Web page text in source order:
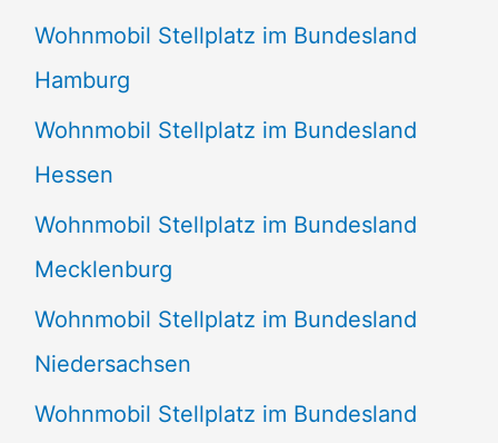
Wohnmobil Stellplatz im Bundesland
Hamburg
Wohnmobil Stellplatz im Bundesland
Hessen
Wohnmobil Stellplatz im Bundesland
Mecklenburg
Wohnmobil Stellplatz im Bundesland
Niedersachsen
Wohnmobil Stellplatz im Bundesland